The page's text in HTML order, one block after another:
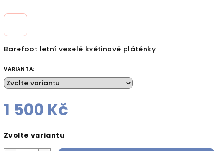
Barefoot letní veselé květinové plátěnky
VARIANTA:
1 500 Kč
cena:
Zvolte variantu